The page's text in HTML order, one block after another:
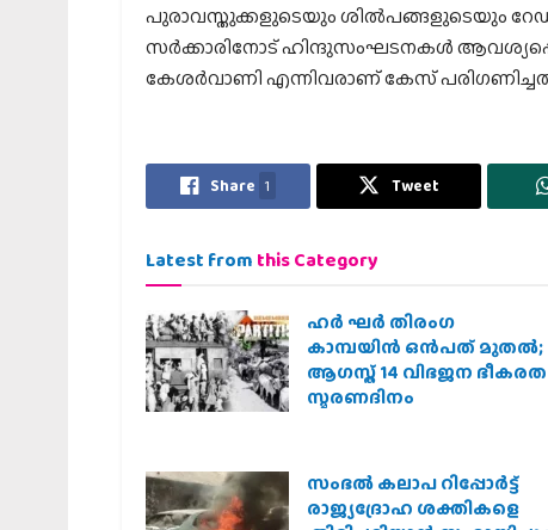
പുരാവസ്തുക്കളുടെയും ശില്‍പങ്ങളുടെയും
സര്‍ക്കാരിനോട് ഹിന്ദുസംഘടനകള്‍
കേശര്‍വാണി എന്നിവരാണ് കേസ്
Share 1 Tweet
Latest from this Category
ഹര്‍ ഘര്‍ തിരംഗ
കാമ്പയിന്‍ ഒന്‍പത് മുതല്‍;
ആഗസ്ത് 14 വിഭജന ഭീകരത
സ്മരണദിനം
സംഭൽ കലാപ റിപ്പോർട്ട്
രാജ്യദ്രോഹ ശക്തികളെ